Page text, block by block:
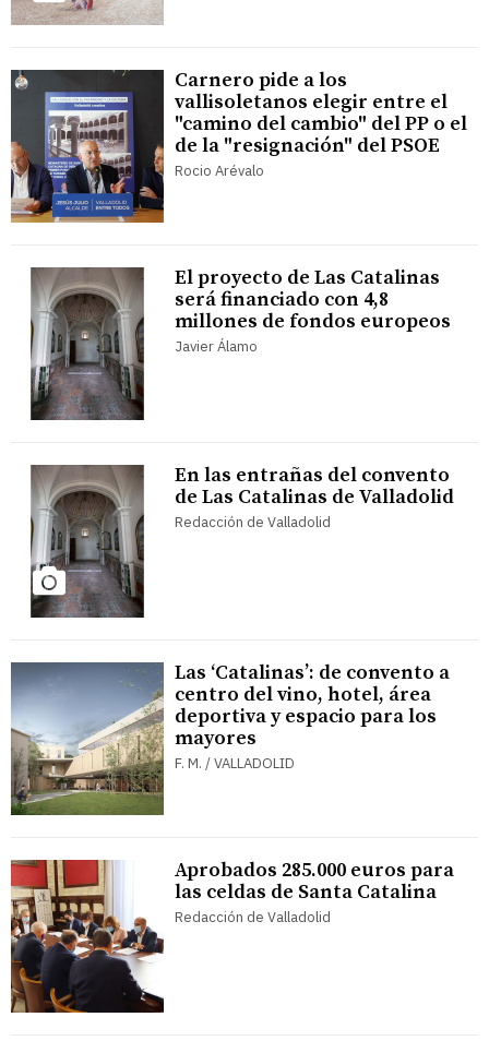
Carnero pide a los
vallisoletanos elegir entre el
"camino del cambio" del PP o el
de la "resignación" del PSOE
Rocio Arévalo
El proyecto de Las Catalinas
será financiado con 4,8
millones de fondos europeos
Javier Álamo
En las entrañas del convento
de Las Catalinas de Valladolid
Redacción de Valladolid
Las ‘Catalinas’: de convento a
centro del vino, hotel, área
deportiva y espacio para los
mayores
F. M. / VALLADOLID
Aprobados 285.000 euros para
las celdas de Santa Catalina
Redacción de Valladolid